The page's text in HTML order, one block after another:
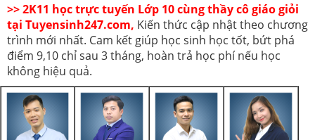
>> 2K11 học trực tuyến Lớp 10 cùng thầy cô giáo giỏi
tại Tuyensinh247.com, Kiến thức cập nhật theo chương
trình mới nhất. Cam kết giúp học sinh học tốt, bứt phá
điểm 9,10 chỉ sau 3 tháng, hoàn trả học phí nếu học
không hiệu quả.